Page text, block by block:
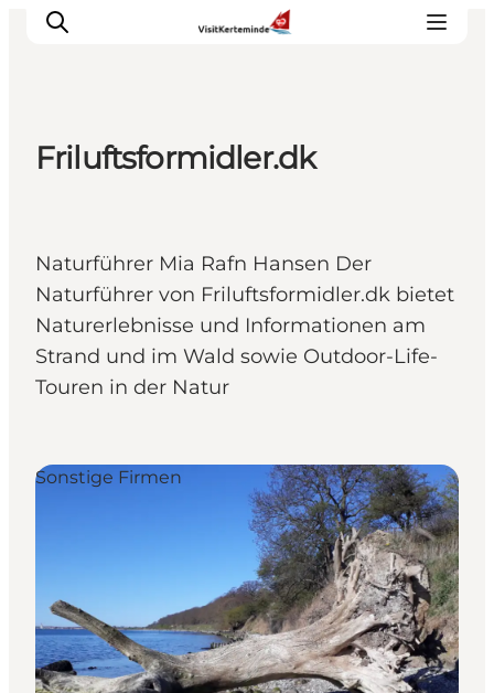
Essen und trinken
Unterkünfte
Reiseplanung
Veranstaltungen
Friluftsformidler.dk
Naturführer Mia Rafn Hansen Der
Naturführer von Friluftsformidler.dk bietet
Naturerlebnisse und Informationen am
Strand und im Wald sowie Outdoor-Life-
Touren in der Natur
Sonstige Firmen